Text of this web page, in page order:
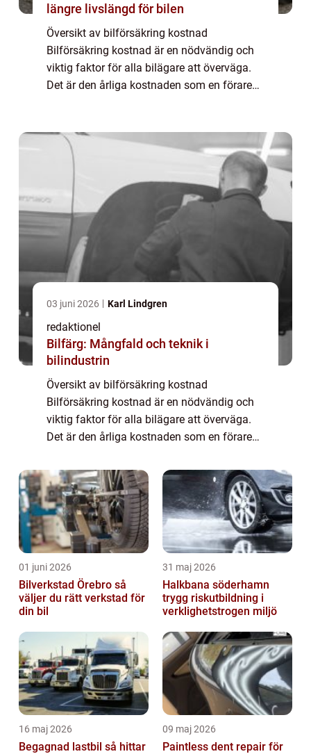
längre livslängd för bilen
Översikt av bilförsäkring kostnad
Bilförsäkring kostnad är en nödvändig och
viktig faktor för alla bilägare att överväga.
Det är den årliga kostnaden som en förare
03 juni 2026 Karl Lindgren
redaktionel
Bilfärg: Mångfald och teknik i
bilindustrin
Översikt av bilförsäkring kostnad
Bilförsäkring kostnad är en nödvändig och
viktig faktor för alla bilägare att överväga.
Det är den årliga kostnaden som en förare
eventuella skador eller stölder. Priset på bi...
01 juni 2026
Bilverkstad Örebro så
väljer du rätt verkstad för
din bil
31 maj 2026
Halkbana söderhamn
trygg riskutbildning i
verklighetstrogen miljö
16 maj 2026
Begagnad lastbil så hittar
09 maj 2026
Paintless dent repair för